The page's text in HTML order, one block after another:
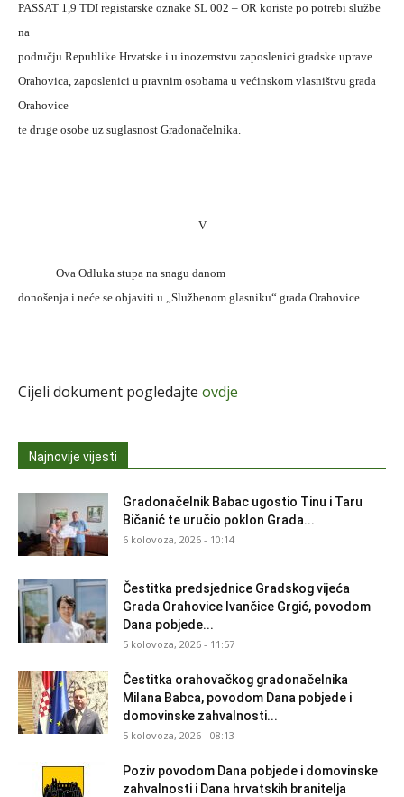
PASSAT 1,9 TDI registarske oznake SL 002 – OR koriste po potrebi službe
na
području Republike Hrvatske i u inozemstvu zaposlenici gradske uprave
Orahovica, zaposlenici u pravnim osobama u većinskom vlasništvu grada
Orahovice
te druge osobe uz suglasnost Gradonačelnika.
V
Ova Odluka stupa na snagu danom
donošenja i neće se objaviti u „Službenom glasniku“ grada Orahovice.
Cijeli dokument pogledajte ovdje
Najnovije vijesti
Gradonačelnik Babac ugostio Tinu i Taru
Bičanić te uručio poklon Grada...
6 kolovoza, 2026 - 10:14
Čestitka predsjednice Gradskog vijeća
Grada Orahovice Ivančice Grgić, povodom
Dana pobjede...
5 kolovoza, 2026 - 11:57
Čestitka orahovačkog gradonačelnika
Milana Babca, povodom Dana pobjede i
domovinske zahvalnosti...
5 kolovoza, 2026 - 08:13
Poziv povodom Dana pobjede i domovinske
zahvalnosti i Dana hrvatskih branitelja